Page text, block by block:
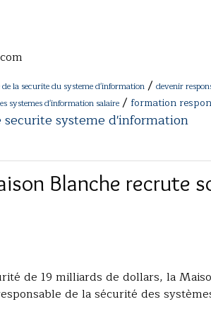
la securite du systeme d'information / devenir
systemes d'information salaire / formation
securite systeme d'information
Blanche recrute
de 19 milliards de dollars, la
de la sécurité des